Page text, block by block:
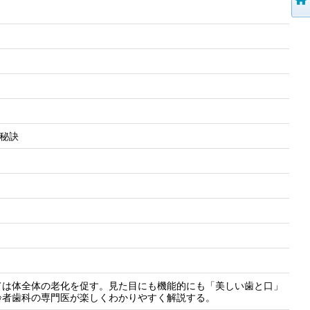
秘訣
体全体の老化を促す。見た目にも機能的にも「美しい歯と口」
歯科の専門医が楽しくわかりやすく解説する。